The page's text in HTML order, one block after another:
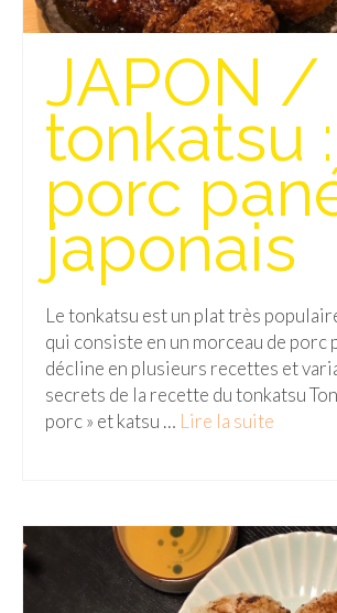
JAPON /
tonkatsu :
porc
japonais
Le tonkatsu est un plat très
qui consiste en un morceau de porc
décline en plusieurs recettes et
secrets de la recette du tonkatsu
porc » et katsu … Lire la suite­­